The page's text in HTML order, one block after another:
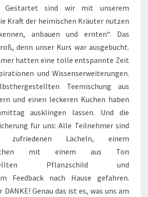
Gestartet sind wir mit unserem
Kraft der heimischen Kräuter nutzen
anbauen und ernten“. Das
denn unser Kurs war ausgebucht.
hatten eine tolle entspannte Zeit
und Wissenserweiterungen.
Teemischung aus
und einen leckeren Kuchen haben
ausklingen lassen. Und die
für uns: Alle Teilnehmer sind
Lächeln, einem
mit einem aus Ton
Pflanzschild und
Feedback nach Hause gefahren.
DANKE! Genau das ist es, was uns am